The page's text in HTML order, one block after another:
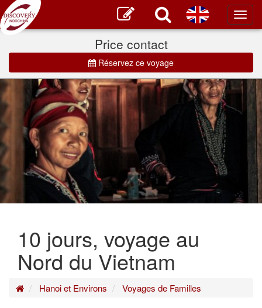
Price contact
Réservez ce voyage
10 jours, voyage au
Nord du Vietnam
HomeHanoi et Environs Voyages de Familles